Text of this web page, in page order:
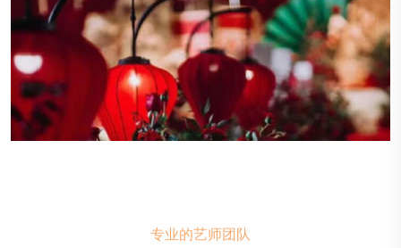
专业的艺师团队